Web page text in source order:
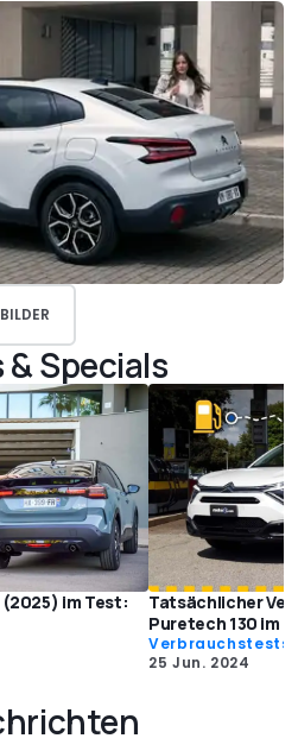
BILDER
Specials
(2025) im Test:
Tatsächlicher
Puretech 130 im
Verbrauchstests
25 Jun. 2024